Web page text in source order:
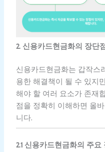
2. 신용카드현금화의 장단점
신용카드현금화는 갑작스
용한 해결책이 될 수 있지
해야 할 여러 요소가 존재
점을 정확히 이해하면 올
니다.
2.1 신용카드현금화의 주요